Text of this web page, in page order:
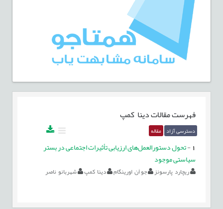
فهرست مقالاتدینا کمپ
دسترسی آزاد مقاله
-تحول دستورالعمل‌های ارزیابی تأثیرات اجتماعی در بستر
سیاستی موجود
ریچارد پارسونز جو اَن اورینگام دینا کمپ شهربانو ناصر